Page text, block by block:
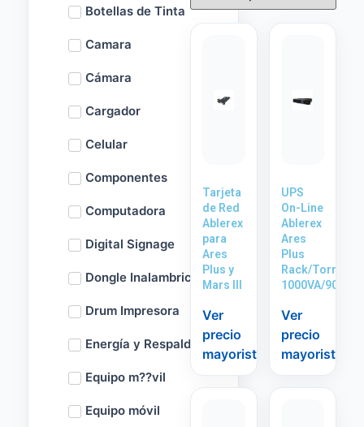
Botellas de Tinta
Camara
Cámara
Cargador
Celular
Componentes
Computadora
Digital Signage
Dongle Inalambrico
Drum Impresora
Energía y Respaldo
Equipo m??vil
Equipo móvil
Tarjeta
de Red
Ablerex
para
Ares
Plus y
Mars III
Ver
precio
mayorista
UPS
On-Line
Ablerex
Ares
Plus
Rack/Torre
1000VA/900W
Ver
precio
mayorista